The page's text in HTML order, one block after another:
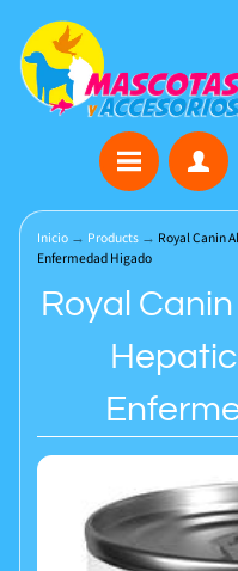
Inicio → Products → Royal Canin
Enfermedad Higado
Royal